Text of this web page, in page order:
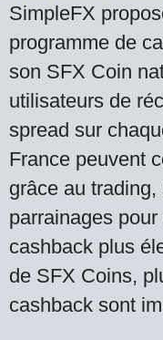
SimpleFX
programme de
son SFX Coin
utilisateurs de
spread sur
France peuvent
grâce au
parrainages
cashback plus
de SFX Coins,
cashback sont